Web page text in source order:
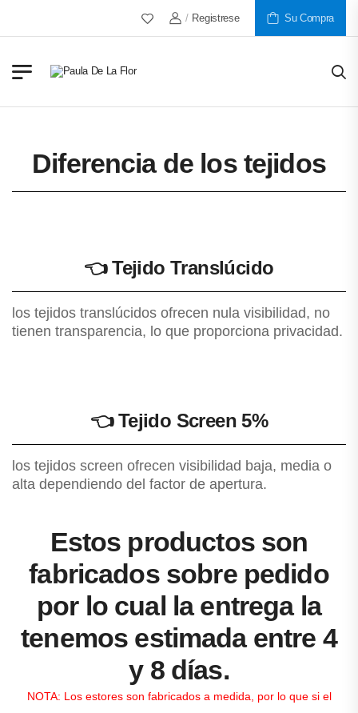
Más De 30 Años Al Servicio De Nuestros
/ Registrese Su Compra
Diferencia de los tejidos
👈Tejido Translúcido
los tejidos translúcidos ofrecen nula visibilidad, no
tienen transparencia, lo que proporciona privacidad.
👈Tejido Screen 5%
los tejidos screen ofrecen visibilidad baja, media o
alta dependiendo del factor de apertura.
Estos productos son
fabricados sobre pedido
por lo cual la entrega la
tenemos estimada entre 4
y 8 días.
NOTA: Los estores son fabricados a medida, por lo que si el